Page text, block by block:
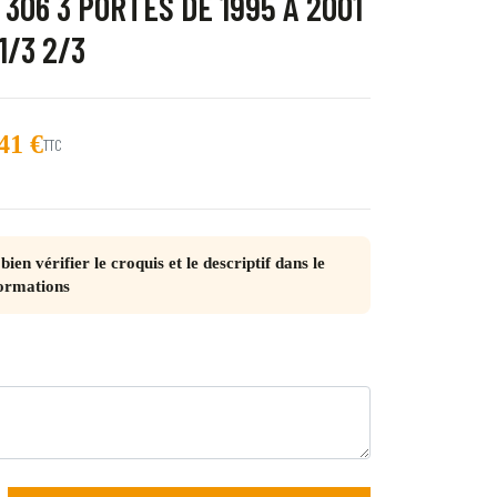
3 2/3
€TTC
vérifier le croquis et le descriptif dans le